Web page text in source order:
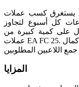
يستغرق كسب عملات FIFA 25 من خلال اللعب وقتًا طويلاً. على
كل أسبوع لتجاوز
على كمية كبيرة من
عملات EA FC 25. كما يتطلب التخطيط الاستراتيجي والوقت لإكمال
المزايا